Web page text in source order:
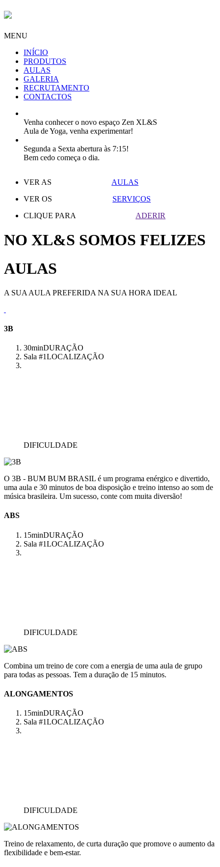
MENU
INÍCIO
PRODUTOS
AULAS
GALERIA
RECRUTAMENTO
CONTACTOS
Venha conhecer o novo espaço Zen XL&S
Aula de Yoga, venha experimentar!
Segunda a Sexta abertura às 7:15!
Bem cedo começa o dia.
VER AS
AULAS
VER OS
SERVIÇOS
CLIQUE PARA
ADERIR
NO XL&S SOMOS FELIZES
AULAS
A SUA AULA PREFERIDA NA SUA HORA IDEAL
3B
30minDURAÇÃO
Sala #1LOCALIZAÇÃO
DIFICULDADE
O 3B - BUM BUM BRASIL é um programa enérgico e divertido,
uma aula e 30 minutos de boa disposição e treino intenso ao som de
música brasileira. Um sucesso, conte com muita diversão!
ABS
15minDURAÇÃO
Sala #1LOCALIZAÇÃO
DIFICULDADE
Combina um treino de core com a energia de uma aula de grupo
para todas as pessoas. Tem a duração de 15 minutos.
ALONGAMENTOS
15minDURAÇÃO
Sala #1LOCALIZAÇÃO
DIFICULDADE
Treino de relaxamento, de curta duração que promove o aumento da
flexibilidade e bem-estar.